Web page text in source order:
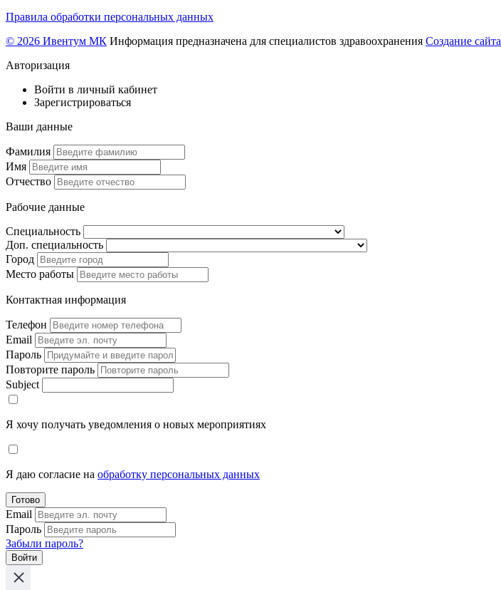
Правила обработки персональных данных
© 2026 Ивентум МК Информация предназначена для специалистов здравоохранения Создание сайта
Авторизация
Войти в личный кабинет
Зарегистрироваться
Ваши данные
Фамилия
Имя
Отчество
Рабочие данные
Специальность
Доп. специальность
Город
Место работы
Контактная информация
Телефон
Email
Пароль
Повторите пароль
Subject
Я хочу получать уведомления о новых мероприятиях
Я даю согласие на обработку персональных данных
Готово
Email
Пароль
Забыли пароль?
Войти